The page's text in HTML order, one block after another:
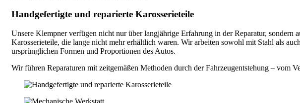
Handgefertigte und reparierte Karosserieteile
Unsere Klempner verfügen nicht nur über langjährige Erfahrung in der Reparatur, sondern
Karosserieteile, die lange nicht mehr erhältlich waren. Wir arbeiten sowohl mit Stahl als
ursprünglichen Formen und Proportionen des Autos.
Wir führen Reparaturen mit zeitgemäßen Methoden durch der Fahrzeugentstehung – vom